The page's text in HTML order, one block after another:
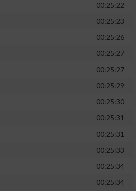
00:25:22
00:25:23
00:25:26
00:25:27
00:25:27
00:25:29
00:25:30
00:25:31
00:25:31
00:25:33
00:25:34
00:25:34